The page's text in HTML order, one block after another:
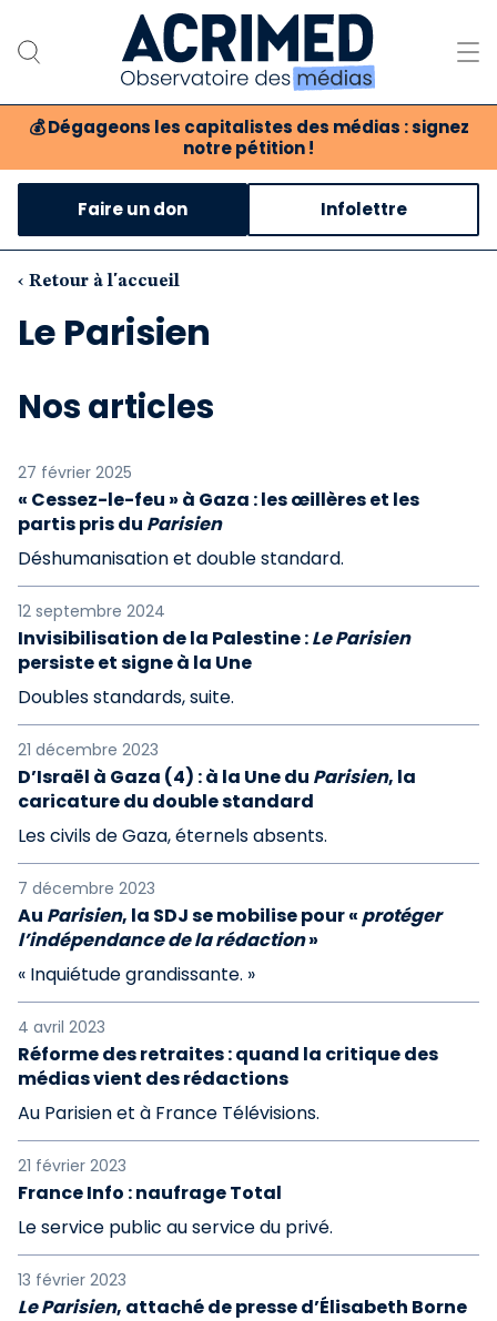
💰 Dégageons les capitalistes des médias : signez
notre pétition !
Notre association
Notre critique des médias
Nos propositions
Notre revue
Boutique
Faire un don Infolettre
‹ Retour à l'accueil
Le Parisien
Nos articles
27 février 2025
« Cessez-le-feu » à Gaza : les œillères et les
partis pris du Parisien
Déshumanisation et double standard.
12 septembre 2024
Invisibilisation de la Palestine :Le Parisien
persiste et signe à la Une
Doubles standards, suite.
21 décembre 2023
D’Israël à Gaza (4) : à la Une du Parisien, la
caricature du double standard
Les civils de Gaza, éternels absents.
7 décembre 2023
Au Parisien, la SDJ se mobilise pour «protéger
l’indépendance de la rédaction»
« Inquiétude grandissante. »
4 avril 2023
Réforme des retraites : quand la critique des
médias vient des rédactions
Au Parisien et à France Télévisions.
21 février 2023
France Info : naufrage Total
Le service public au service du privé.
13 février 2023
Le Parisien, attaché de presse d’Élisabeth Borne